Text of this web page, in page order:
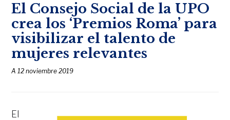
El Consejo Social de la UPO
crea los ‘Premios Roma’ para
visibilizar el talento de
mujeres relevantes
A12 noviembre 2019
El